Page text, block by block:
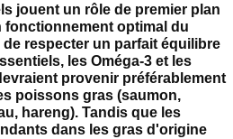
jouent un rôle de premier plan
fonctionnement optimal du
respecter un parfait équilibre
les Oméga-3 et les
provenir préférablement
poissons gras (saumon,
hareng). Tandis que les
dans les gras d'origine